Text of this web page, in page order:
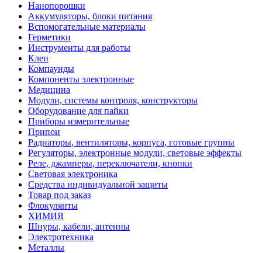
Нанопорошки
Аккумуляторы, блоки питания
Вспомогательные материалы
Герметики
Инструменты для работы
Клеи
Компаунды
Компоненты электронные
Медицина
Модули, системы контроля, конструкторы
Оборудование для пайки
Приборы измерительные
Припои
Радиаторы, вентиляторы, корпуса, готовые группы
Регуляторы, электронные модули, световые эффекты
Реле, джамперы, переключатели, кнопки
Световая электроника
Средства индивидуальной защиты
Товар под заказ
Флокулянты
ХИМИЯ
Шнуры, кабели, антенны
Электротехника
Металлы